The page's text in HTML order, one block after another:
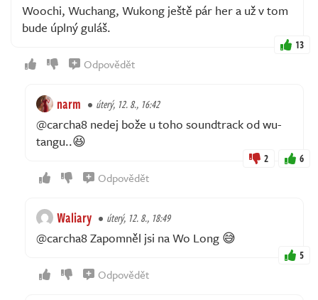
Woochi, Wuchang, Wukong ještě pár her a už v tom
bude úplný guláš.
13
Odpovědět
narm úterý, 12. 8., 16:42
@carcha8 nedej bože u toho soundtrack od wu-
tangu..😆
2 6
Odpovědět
Waliary úterý, 12. 8., 18:49
@carcha8 Zapomněl jsi na Wo Long 😅
5
Odpovědět